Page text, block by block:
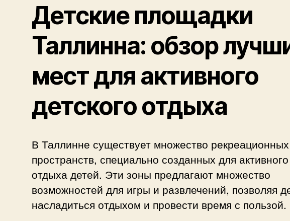
Детские площадки
Таллинна: обзор
мест для активного
детского отдыха
В Таллинне существует множество рекреационных
пространств, специально созданных для активного
отдыха детей. Эти зоны предлагают множество
возможностей для игры и развлечений, позволяя
насладиться отдыхом и провести время с пользой.